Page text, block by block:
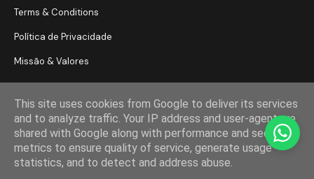
Terms & Conditions
Política de Privacidade
Missão & Valores
This site uses cookies from Google to deliver its services
and to analyze traffic. Your IP address and user-agent are
shared with Google along with performance and security
metrics to ensure quality of service, generate usage
statistics, and to detect and address abuse.